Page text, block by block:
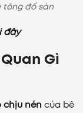
đổ sàn
đây
Gì
chịu nén của bê